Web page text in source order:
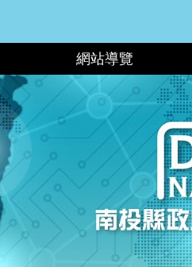
網站導覽